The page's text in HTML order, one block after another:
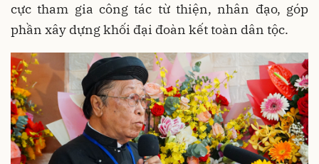
cực tham gia công tác từ thiện, nhân đạo, góp
phần xây dựng khối đại đoàn kết toàn dân tộc.